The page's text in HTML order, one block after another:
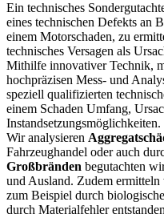
Ein technisches
eines technischen Defekts an
einem Motorschaden, zu
technisches Versagen als
Mithilfe innovativer Technik,
hochpräzisen Mess- und
speziell qualifizierten
einem Schaden Umfang,
Instandsetzungsmöglichkeiten.
Wir analysieren
Fahrzeughandel oder auch
Großbränden begutachten
und Ausland. Zudem
zum Beispiel durch
durch Materialfehler